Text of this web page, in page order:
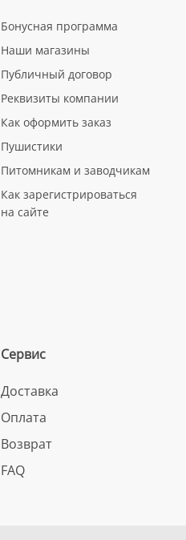
Бонусная программа
Наши магазины
Публичный договор
Реквизиты компании
Как оформить заказ
Пушистики
Питомникам и заводчикам
Как зарегистрироваться
на сайте
Сервис
Доставка
Оплата
Возврат
FAQ